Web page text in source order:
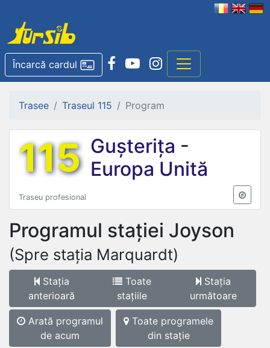
Încarcă cardul
Trasee Traseul 115 Program
115 Gușterița -
Europa Unită
Traseu profesional
Programul stației Joyson
(Spre stația Marquardt)
Stația
anterioară
Toate
stațiile
Stația
următoare
Arată programul
de acum
Toate programele
din stație